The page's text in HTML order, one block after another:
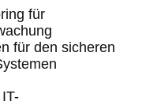
für
für den sicheren